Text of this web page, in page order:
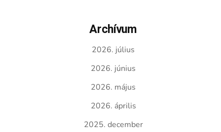
Archívum
2026. július
2026. június
2026. május
2026. április
2025. december